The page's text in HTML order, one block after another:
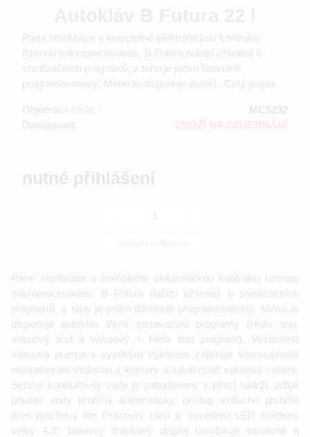
Parní sterilizátor s kompletně elektronickou kontrolou
řízenou mikroprocesorem. B Futura nabízí uživateli 6
sterilizačních programů, z toho je jeden libovolně
programovatelný. Mimo to disponuje autokl...
Objednací číslo:
MC5232
Dostupnost:
ZBOŽÍ NA OBJEDNÁNÍ
nutné přihlášení
Parní sterilizátor s kompletně elektronickou kontrolou řízenou
mikroprocesorem. B Futura nabízí uživateli 6 sterilizačních
programů, z toho je jeden libovolně programovatelný. Mimo to
disponuje autokláv třemi testovacími programy (Helix test,
vakuový test a vakuový + Helix test program). Vestavěná
vakuová pumpa s vysokým výkonem zajišťuje vícestupňové
odstraňování vzduchu z komory a závěrečné vakuové sušení.
Senzor konduktivity vody je zabudovaný v plnicí nádrži, odtok
použité vody probíhá automaticky, přístup vzduchu probíhá
přes prachový filtr. Pracovní zóna je osvětlena LED světlem,
velký 4,3‘‘ barevný dotykový displej umožňuje intuitivně a